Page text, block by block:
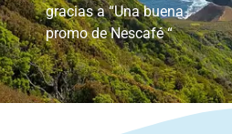
gracias a “Una buena
promo de Nescafé “